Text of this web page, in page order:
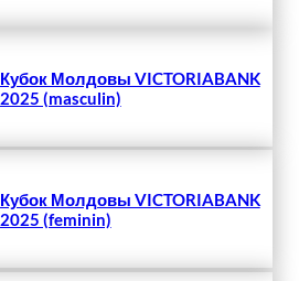
Кубок Молдовы VICTORIABANK
2025 (masculin)
Кубок Молдовы VICTORIABANK
2025 (feminin)